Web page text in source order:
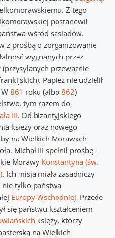
Z tego
postanowił
wśród sąsiadów.
z prośbą o zorganizowanie
wygnanych przez
(przysyłanych przeważnie
Papież nie udzielił
861 roku (albo 862)
tym razem do
III. Od bizantyjskiego
księży oraz nowego
na Wielkich Morawach
Michał III spełnił prośbę i
Morawy Konstantyna (św.
. Ich misja miała zasadniczy
tylko państwa
Europy Wschodniej. Przede
się państwu kształceniem
księży, którzy
na Wielkich